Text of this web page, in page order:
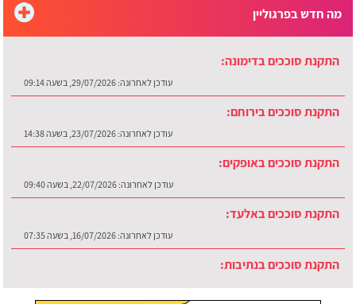
מה חדש בפרגוליין
התקנת סוככים בירוחם:
עודכן לאחרונה: 23/07/2026, בשעה 14:38
התקנת סוככים באופקים:
עודכן לאחרונה: 22/07/2026, בשעה 09:40
התקנת סוככים באלעד:
עודכן לאחרונה:16/07/2026, בשעה 07:35
התקנת סוככים בנתיבות:
עודכן לאחרונה: 30/07/2026, בשעה 12:48
התקנת סוככים בדימונה:
עודכן לאחרונה:29/07/2026, בשעה 09:14